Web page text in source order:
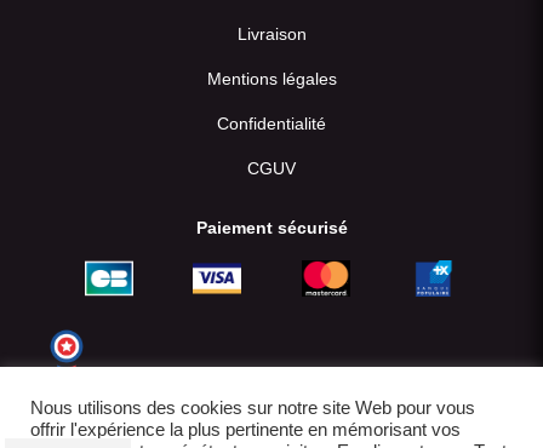
Livraison
Mentions légales
Confidentialité
CGUV
Paiement sécurisé
Nous utilisons des cookies sur notre site Web pour vous
offrir l'expérience la plus pertinente en mémorisant vos